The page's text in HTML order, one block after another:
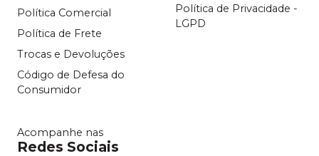
Política Comercial
Política de Frete
Trocas e Devoluções
Código de Defesa do
Consumidor
Política de Privacidade -
LGPD
Acompanhe nas
Redes Sociais